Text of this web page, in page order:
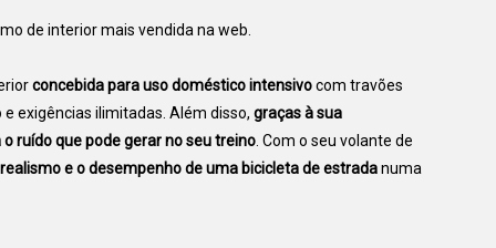
de interior mais vendida na web.
concebida para uso doméstico intensivocom travões
exigências ilimitadas. Além disso, graças à sua
ruído que pode gerar no seu treino . Com o seu volante de
realismo e o desempenho de uma bicicleta de estradanuma